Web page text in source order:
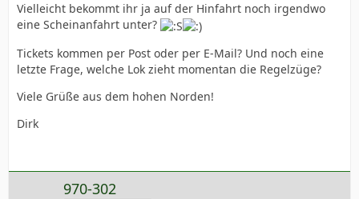
Vielleicht bekommt ihr ja auf der Hinfahrt noch irgendwo
eine Scheinanfahrt unter?
Tickets kommen per Post oder per E-Mail? Und noch eine
letzte Frage, welche Lok zieht momentan die Regelzüge?
Viele Grüße aus dem hohen Norden!
Dirk
970-302